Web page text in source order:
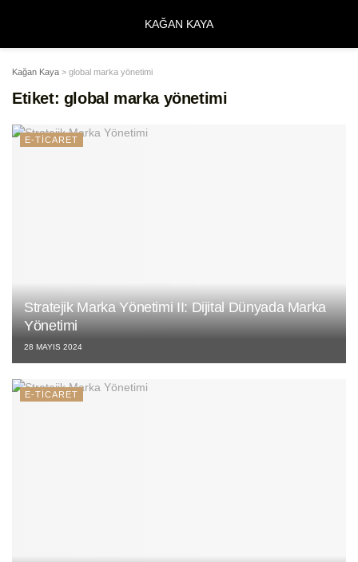
KAĞAN KAYA
Kağan Kaya > global marka yönetimi
Etiket: global marka yönetimi
E-TİCARET
Stratejik Marka Yönetimi II: Dijital Dünyada Marka
Yönetimi
28 MAYIS 2024
E-TİCARET